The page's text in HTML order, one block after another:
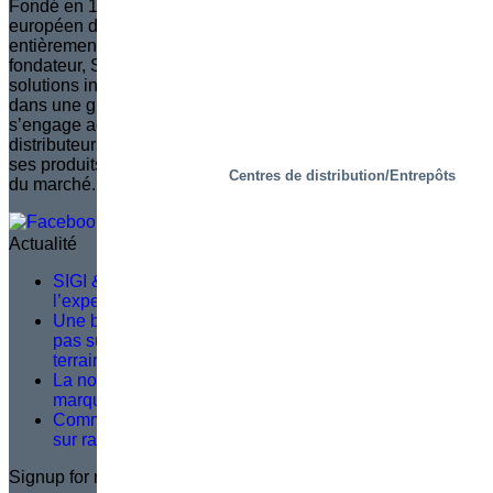
Centres de distribution/Entrepôts
Fondé en 1935 en Suède, Marco est aujourd’hui le leader
européen dans la conception d’élévateurs à ciseaux
entièrement personnalisés. Fidèle à l’héritage de son
fondateur, Sven Marcusson, Marco est reconnu pour ses
solutions innovantes qui améliorent la sécurité et l’efficacité
dans une grande diversité d’applications. La marque
s’engage activement à développer et former un réseau de
distributeurs qualifiés, garantissant ainsi que l’évolution de
ses produits reste toujours en phase avec les besoins réels
du marché.
Actualité
SIGI & HAMON Élévation : Un partenariat fondé sur
l’expertise, la précision et un objectif commun
Une bonne formation au service après-vente ne repose
pas sur la théorie, mais sur ce qui se passe sur le
terrain
La norme EN 1570-1:2024 devient obligatoire pour le
marquage CE – Ce que vous devez savoir
Comment des plateformes de prélèvement intelligentes
sur rails relèvent les défis logistiques clés
Signup for newsletter